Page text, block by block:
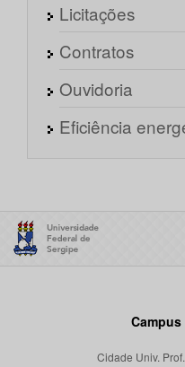
Licitações
Contratos
Ouvidoria
Eficiência
Cidade Univ.